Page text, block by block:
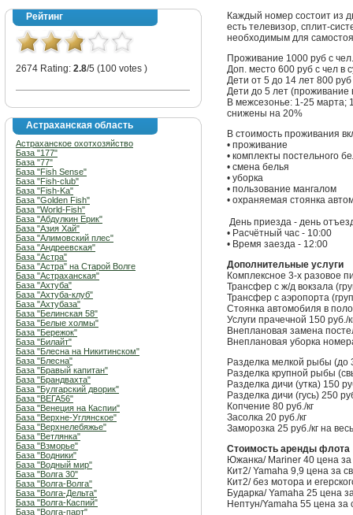
Рейтинг
2674 Rating: 2.8/5 (100 votes )
Астраханская область
Астраханское охотхозяйство
База "177"
База "77"
База "Fish Sense"
База "Fish-club"
База "Fish-Ka"
База "Golden Fish"
База "World-Fish"
База "Абдулкин Ерик"
База "Азия Хай"
База "Алимовский плес"
База "Андреевская"
База "Астра"
База "Астра" на Старой Волге
База "Астраханская"
База "Ахтуба"
База "Ахтуба-клуб"
База "Ахтубаза"
База "Белинская 58"
База "Белые холмы"
База "Бережок"
База "Билайт"
База "Блесна на Никитинском"
База "Блесна"
База "Бравый капитан"
База "Брандвахта"
База "Булгарский дворик"
База "ВЕГА56"
База "Венеция на Каспии"
База "Верхне-Углянское"
База "Верхнелебяжье"
База "Ветлянка"
База "Взморье"
База "Водники"
База "Водный мир"
База "Волга 30"
База "Волга-Волга"
База "Волга-Дельта"
База "Волга-Каспий"
База "Волга-парт"
Каждый номер состоит из
есть телевизор, сплит-
необходимым для
Проживание 1000 руб с чел.
Доп. место 600 руб с чел в
Дети от 5 до 14 лет 800 руб
Дети до 5 лет (проживание
В межсезонье: 1-25 марта;
снижены на 20%
В стоимость проживания
• проживание
• комплекты постельного
• смена белья
• уборка
• пользование мангалом
• охраняемая стоянка
День приезда - день
• Расчётный час - 10:00
• Время заезда - 12:00
Дополнительные услуги
Комплексное 3-х разовое
Трансфер с ж/д вокзала
Трансфер с аэропорта
Стоянка автомобиля в
Услуги прачечной 150 руб./
Внеплановая замена
Внеплановая уборка
Разделка мелкой рыбы (до 3
Разделка крупной рыбы
Разделка дичи (утка) 150
Разделка дичи (гусь) 250
Копчение 80 руб./кг
Засолка 20 руб./кг
Заморозка 25 руб./кг на
Стоимость аренды флота
Южанка/ Mariner 40 цена за
Кит2/ Yamaha 9,9 цена за
Кит2/ без мотора и
Бударка/ Yamaha 25 цена
Нептун/Yamaha 55 цена за